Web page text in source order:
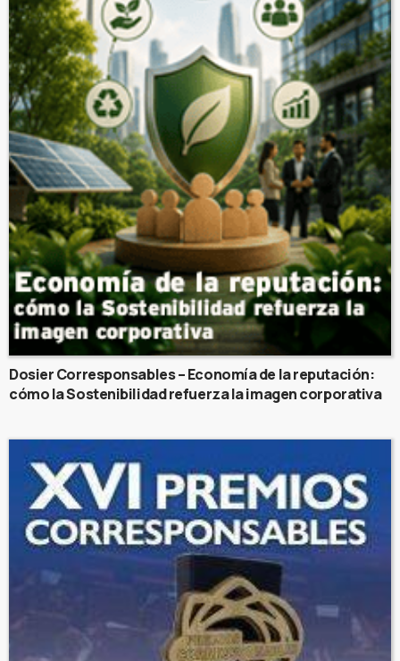
Dosier Corresponsables – Economía de la reputación:
cómo la Sostenibilidad refuerza la imagen corporativa